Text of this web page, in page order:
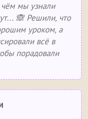
чём мы узнали
🙈 Решили, что
уроком, а
всё в
порадовали